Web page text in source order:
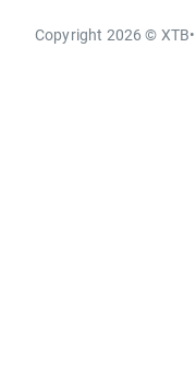
Copyright 2026 © XTB•